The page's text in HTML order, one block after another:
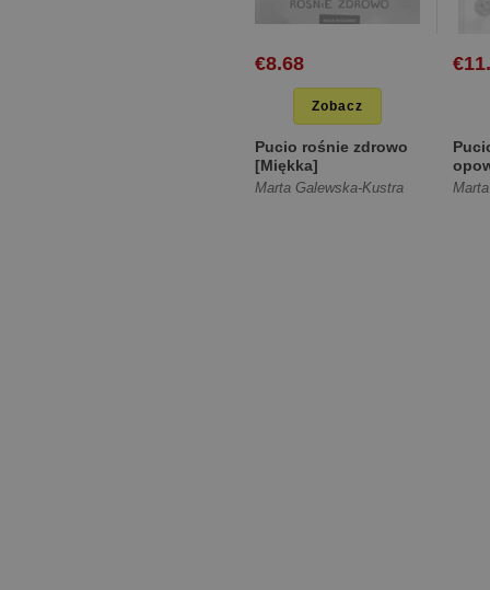
€8.68
Zobacz
Pucio rośnie zdrowo
[Miękka]
Marta Galewska-Kustra